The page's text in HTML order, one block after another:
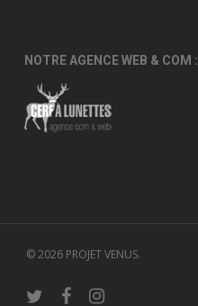
NOTRE AGENCE WEB & COM :
© 2026 PROJET VENUS.
twitter facebookinstagram